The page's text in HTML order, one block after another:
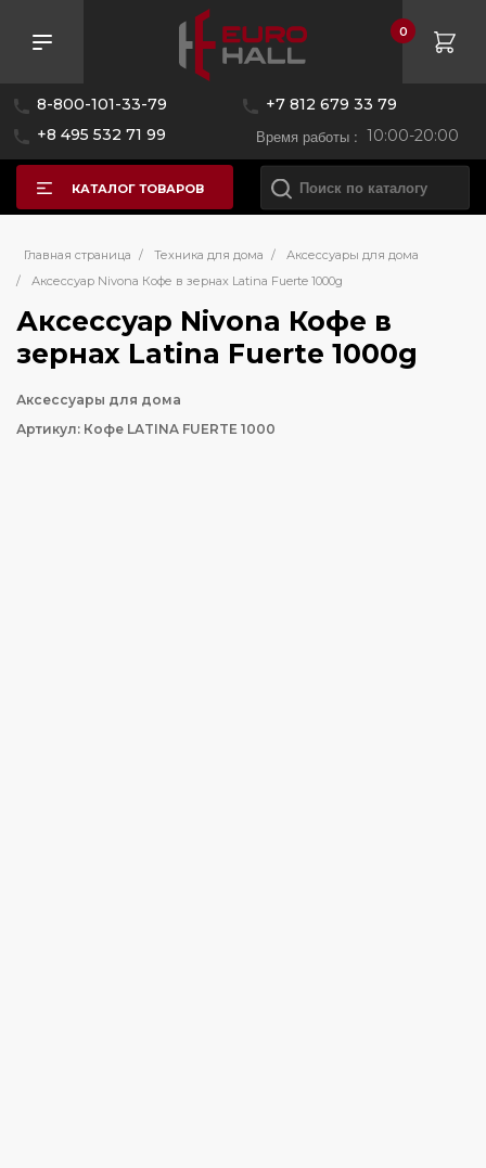
8-800-101-33-79
+7 812 679 33 79
+8 495 532 71 99
Время работы : 10:00-20:00
0
КАТАЛОГ ТОВАРОВ
Главная страница / Техника для дома /
Аксессуары для дома
/
Аксессуар Nivona Кофе в зернах Latina Fuerte 1000g
Аксессуар Nivona Кофе в
зернах Latina Fuerte 1000g
Аксессуары для дома
Артикул: Кофе LATINA FUERTE 1000